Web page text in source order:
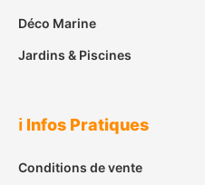
Déco Marine
Jardins & Piscines
ℹ️ Infos Pratiques
Conditions de vente